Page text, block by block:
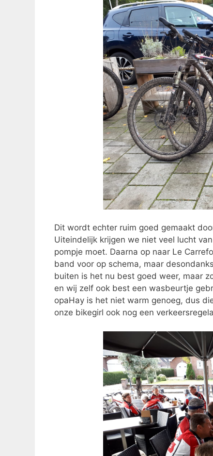
Dit wordt echter ruim goed gemaakt
Uiteindelijk krijgen we niet veel lucht
pompje moet. Daarna op naar Le
band voor op schema, maar
buiten is het nu best goed weer, maar
en wij zelf ook best een wasbeurtje
opaHay is het niet warm genoeg, dus
onze bikegirl ook nog een